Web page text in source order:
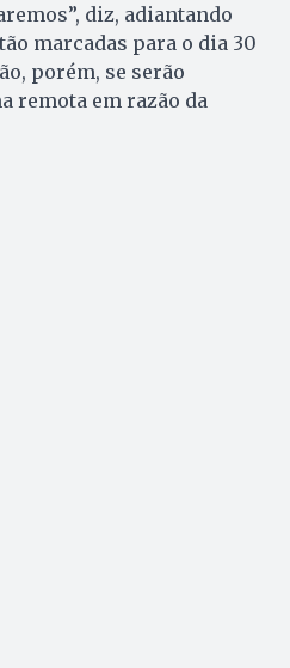
diz, adiantando
marcadas para o dia 30
porém, se serão
remota em razão da